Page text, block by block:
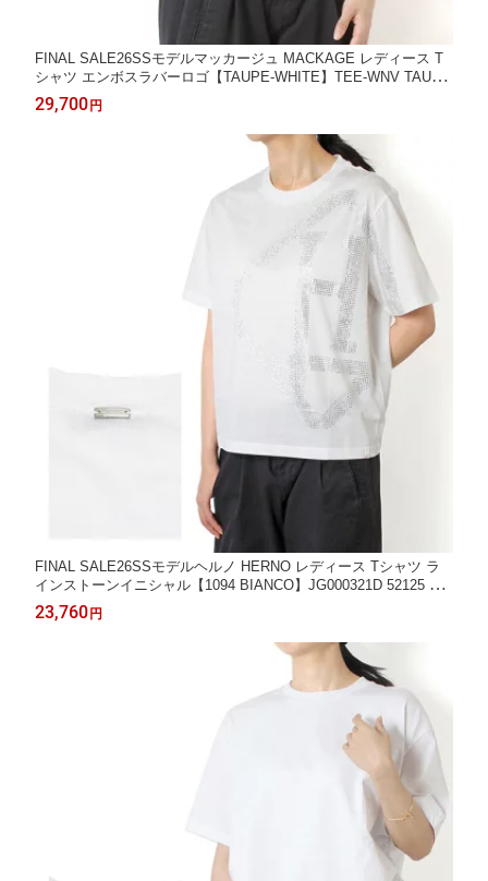
FINAL SALE26SSモデルマッカージュ MACKAGE レディース T
シャツ エンボスラバーロゴ【TAUPE-WHITE】TEE-WNV TAUPE
-WHITE/【2026SS】l-tops
29,700円
FINAL SALE26SSモデルヘルノ HERNO レディース Tシャツ ラ
インストーンイニシャル【1094 BIANCO】JG000321D 52125 109
4/【2026SS】l-tops
23,760円